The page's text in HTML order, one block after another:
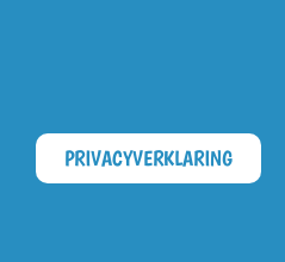
PRIVACYVERKLARING